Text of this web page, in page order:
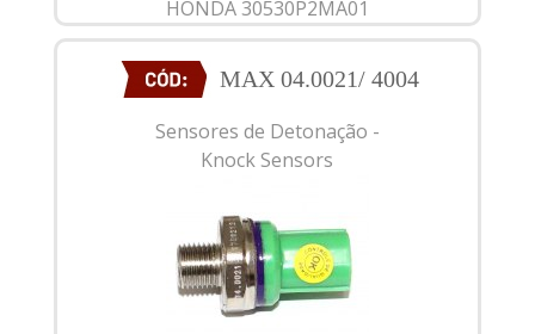
HONDA 30530P2MA01
MAX 04.0021/ 4004
Sensores de Detonação -
Knock Sensors